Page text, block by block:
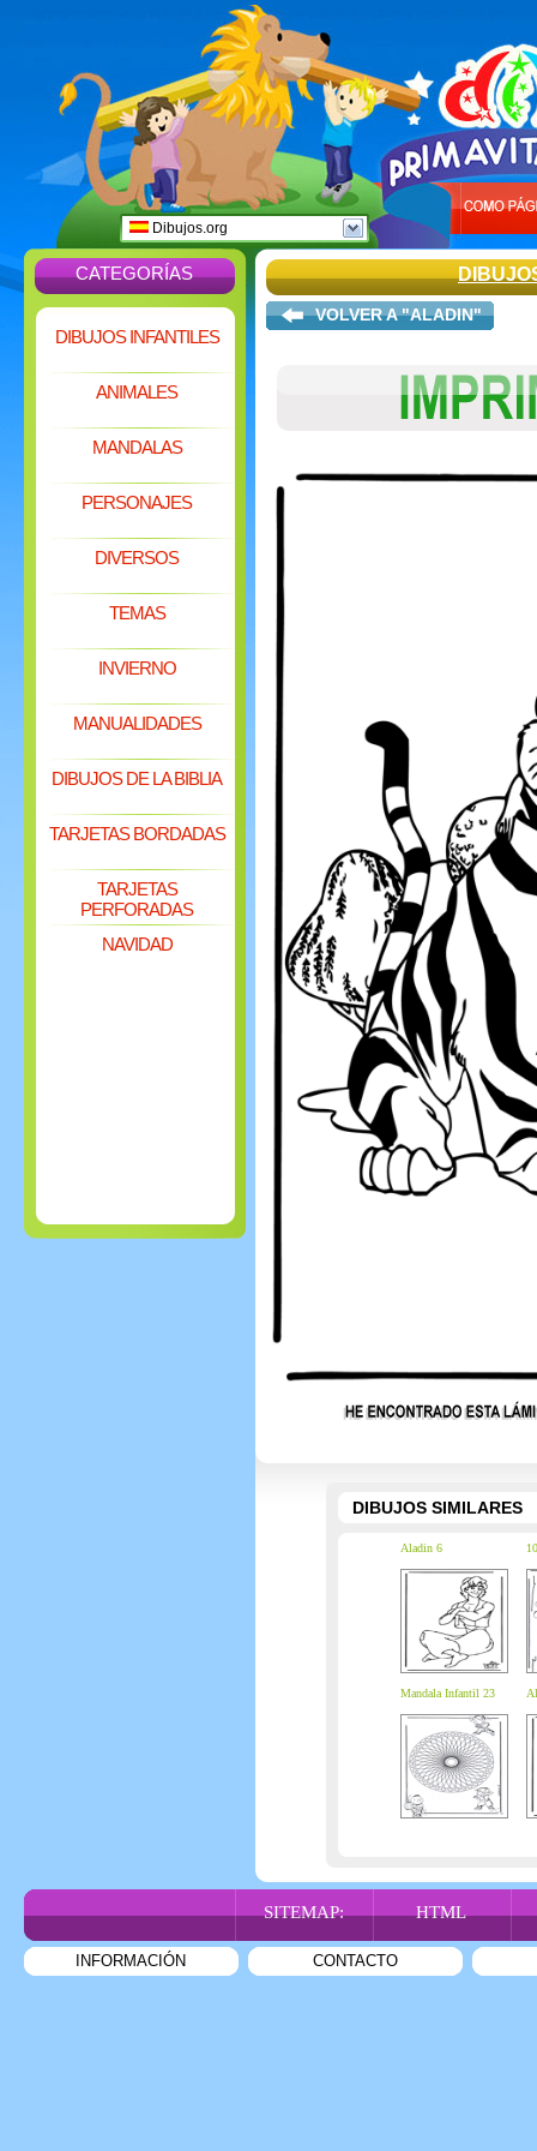
Dibujos.org
CATEGORÍAS
DIBUJOS INFANTILES
ANIMALES
MANDALAS
PERSONAJES
DIVERSOS
TEMAS
INVIERNO
MANUALIDADES
DIBUJOS DE LA BIBLIA
TARJETAS BORDADAS
TARJETAS
PERFORADAS
NAVIDAD
VOLVER A "ALADIN"
DIBUJOS SIMILARES
Aladin 6
Mandala Infantil 23
SITEMAP: HTML
INFORMACIÓN CONTACTO